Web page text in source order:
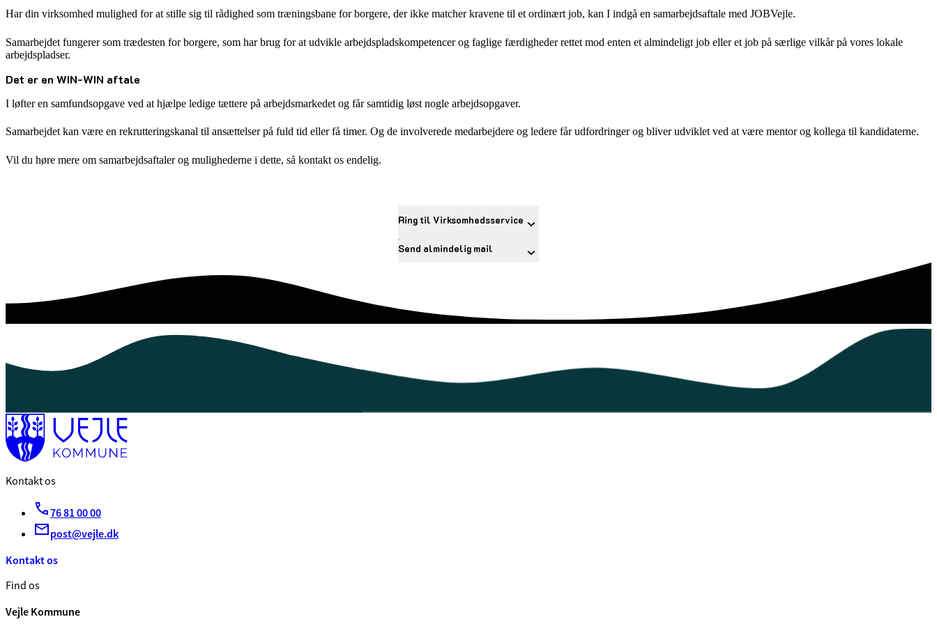
Har din virksomhed mulighed for at stille sig til rådighed som træningsbane for borgere, der ikke matcher kravene til et ordinært job, kan I indgå en samarbejdsaftale med JOBVejle.
Samarbejdet fungerer som trædesten for borgere, som har brug for at udvikle arbejdspladskompetencer og faglige færdigheder rettet mod enten et almindeligt job eller et job på særlige vilkår på vores lokale
arbejdspladser.
Det er en WIN-WIN aftale
I løfter en samfundsopgave ved at hjælpe ledige tættere på arbejdsmarkedet og får samtidig løst nogle arbejdsopgaver.
Samarbejdet kan være en rekrutteringskanal til ansættelser på fuld tid eller få timer. Og de involverede medarbejdere og ledere får udfordringer og bliver udviklet ved at være mentor og kollega til kandidaterne.
Vil du høre mere om samarbejdsaftaler og mulighederne i dette, så kontakt os endelig.
Ring til Virksomhedsservice
Send almindelig mail
Kontakt os
76 81 00 00
post@vejle.dk
Kontakt os
Find os
Vejle Kommune